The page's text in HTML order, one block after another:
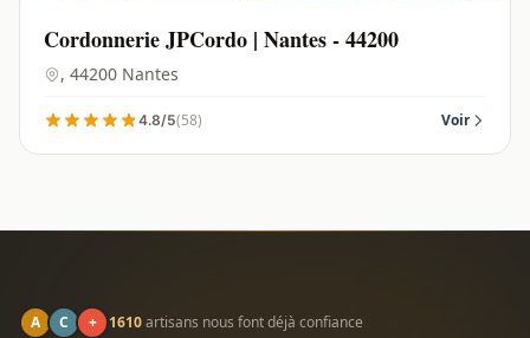
Cordonnerie JPCordo | Nantes - 44200
, 44200 Nantes
4.8/5(58) Voir
A C + 1610artisans nous font déjà confiance